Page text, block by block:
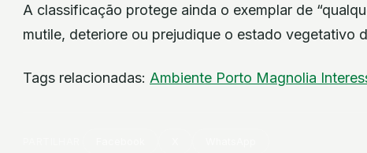
A classificação protege ainda o exemplar de
mutile, deteriore ou prejudique o estado vegetativo
Tags relacionadas: Ambiente Porto Magnolia